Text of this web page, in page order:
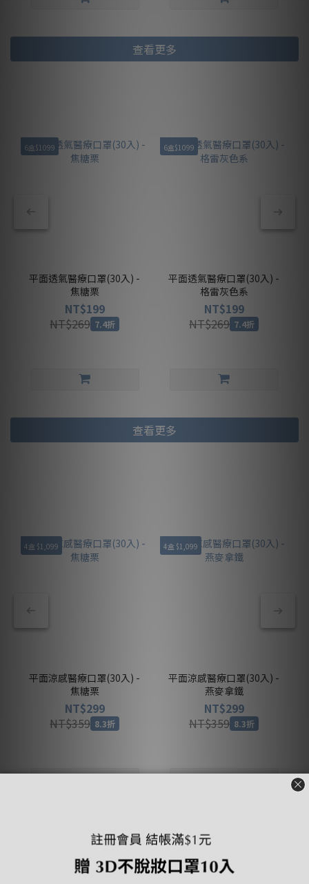
查看更多
6盒$1099
平面透氣醫療口罩(30入) -
焦糖栗
NT$199
NT$269 7.4折
6盒$1099
平面透氣醫療口罩(30入) -
格雷灰色系
NT$199
NT$269 7.4折
查看更多
4盒 $1,099
平面涼感醫療口罩(30入) -
焦糖栗
NT$299
NT$359 8.3折
4盒 $1,099
平面涼感醫療口罩(30入) -
燕麥拿鐵
NT$299
NT$359 8.3折
查看更多